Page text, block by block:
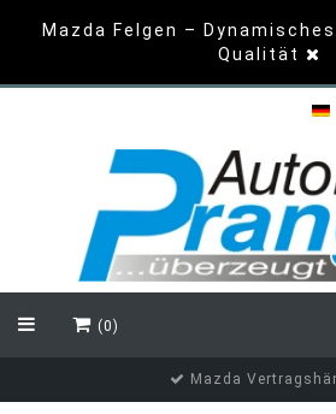
Mazda Felgen –
Qualität
(0)
Mazda